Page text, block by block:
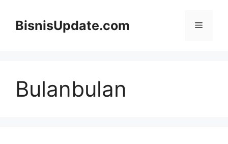
BisnisUpdate.com Menu
Bulanbulan